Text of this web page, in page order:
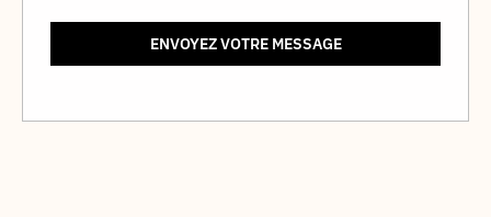
ENVOYEZ VOTRE MESSAGE